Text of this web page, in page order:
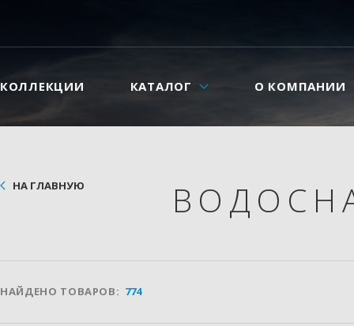
КОЛЛЕКЦИИ КАТАЛОГ О КОМПАНИИ
НА ГЛАВНУЮ
НАЙДЕНО ТОВАРОВ: 774